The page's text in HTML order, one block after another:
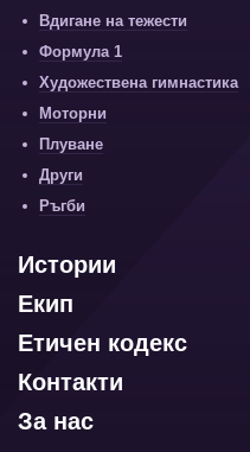
Вдигане на тежести
Формула 1
Художествена гимнастика
Моторни
Плуване
Други
Ръгби
Истории
Екип
Етичен кодекс
Контакти
За нас